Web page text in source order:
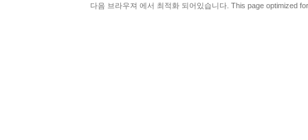
다음 브라우져 에서 최적화 되어있습니다. This page optimized